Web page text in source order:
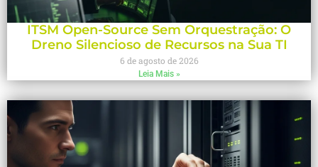
ITSM Open-Source Sem Orquestração: O
Dreno Silencioso de Recursos na Sua TI
6 de agosto de 2026
Leia Mais »